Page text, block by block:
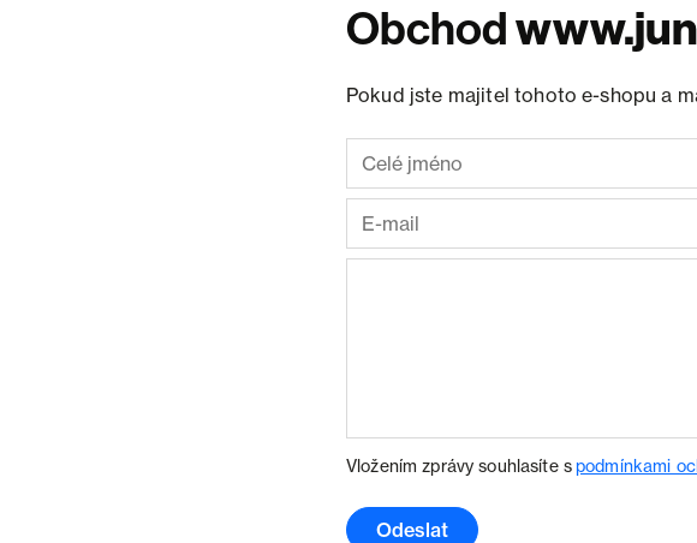
Obchod
Pokud jste majitel tohoto e-shopu a
Vložením zprávy souhlasíte spodmínkami
Odeslat